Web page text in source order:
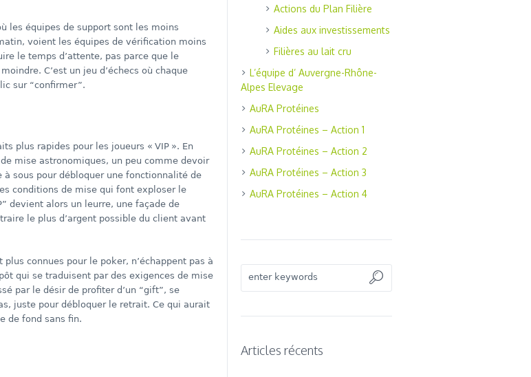
les équipes de support sont les moins
voient les équipes de vérification moins
le temps d’attente, pas parce que le
C’est un jeu d’échecs où chaque
sur “confirmer”.
plus rapides pour les joueurs « VIP ». En
mise astronomiques, un peu comme devoir
sous pour débloquer une fonctionnalité de
conditions de mise qui font exploser le
devient alors un leurre, une façade de
le plus d’argent possible du client avant
connues pour le poker, n’échappent pas à
qui se traduisent par des exigences de mise
par le désir de profiter d’un “gift”, se
juste pour débloquer le retrait. Ce qui aurait
de fond sans fin.
Actions du Plan Filière
Aides aux investissements
Filières au lait cru
L’équipe d’ Auvergne-Rhône-
Alpes Elevage
AuRA Protéines
AuRA Protéines – Action 1
AuRA Protéines – Action 2
AuRA Protéines – Action 3
AuRA Protéines – Action 4
Articles récents